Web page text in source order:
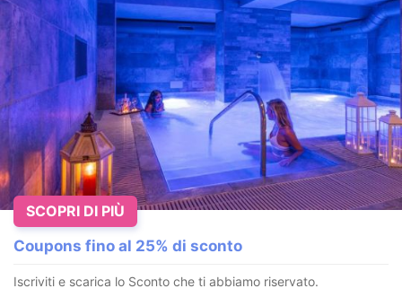
Coupons fino al 25% di sconto
Iscriviti e scarica lo Sconto che ti abbiamo riservato.
SCOPRI DI PIÙ